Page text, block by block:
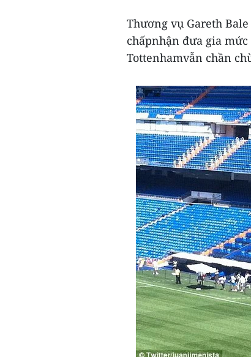
Thương vụ Gareth
chấpnhận đưa gia
Tottenhamvẫn chần